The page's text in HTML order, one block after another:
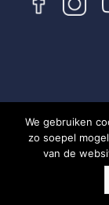
COPYRIGHT
WEBSITE
We gebruiken
zo soepel
van de